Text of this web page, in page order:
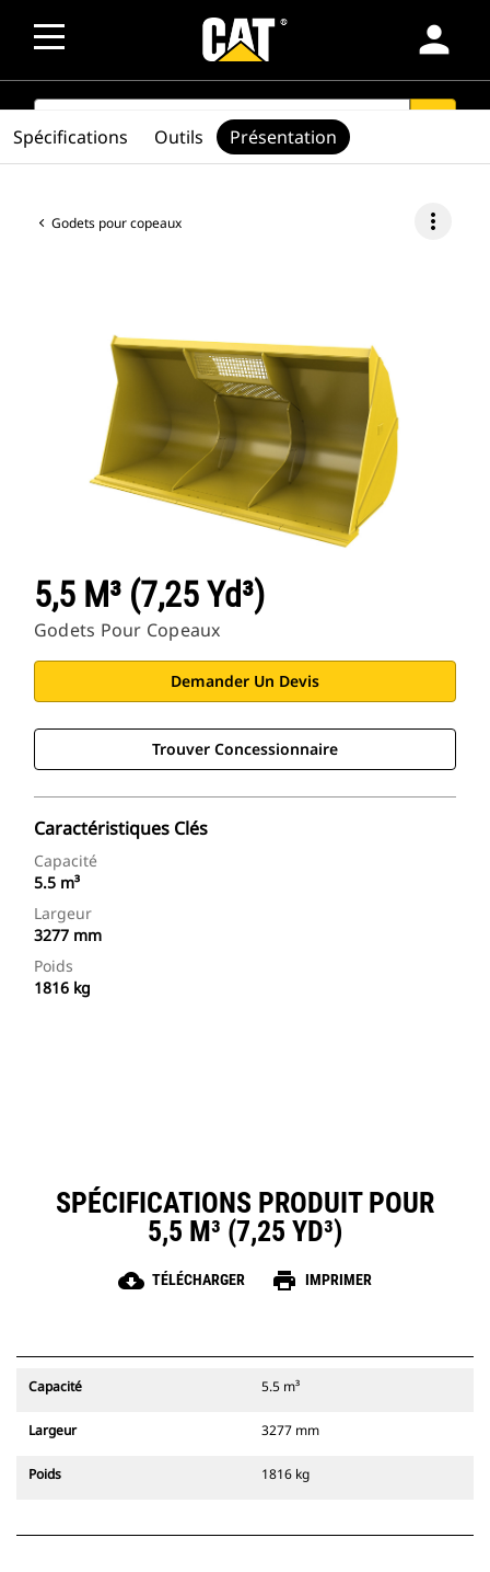
person
SEARCH
Godets pour copeaux more_vert
5,5 M³ (7,25 Yd³)
Godets Pour Copeaux
Demander Un Devis
Trouver Concessionnaire
Caractéristiques Clés
Capacité
5.5 m³
Largeur
3277 mm
Poids
1816 kg
Spécifications Outils Présentation
SPÉCIFICATIONS PRODUIT POUR
5,5 M³ (7,25 YD³)
cloud_download TÉLÉCHARGER print IMPRIMER
Capacité 5.5 m³
Largeur 3277 mm
Poids 1816 kg